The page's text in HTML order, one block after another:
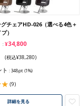
チェアHD-026（選べる4色＋
）
¥34,800
(税込¥38,280)
: 348pt (1%)
(9)
詳細を見る